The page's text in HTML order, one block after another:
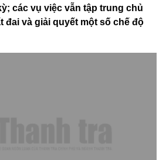
các vụ việc vẫn tập trung chủ
đai và giải quyết một số chế độ